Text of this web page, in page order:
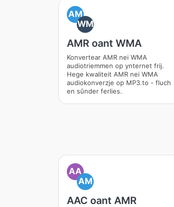
AM
WM
AMR oant WMA
Konvertear AMR nei WMA
audiotriemmen op ynternet frij.
Hege kwaliteit AMR nei WMA
audiokonverzje op MP3.to - fluch
en sûnder ferlies.
AA
AM
AAC oant AMR